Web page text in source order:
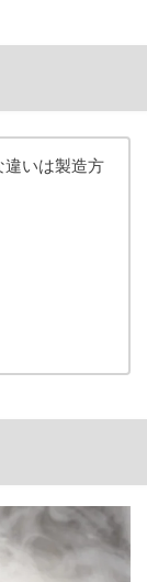
違いは製造方